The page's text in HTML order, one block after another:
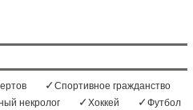
Спортивное гражданство
некролог Хоккей
Футбол